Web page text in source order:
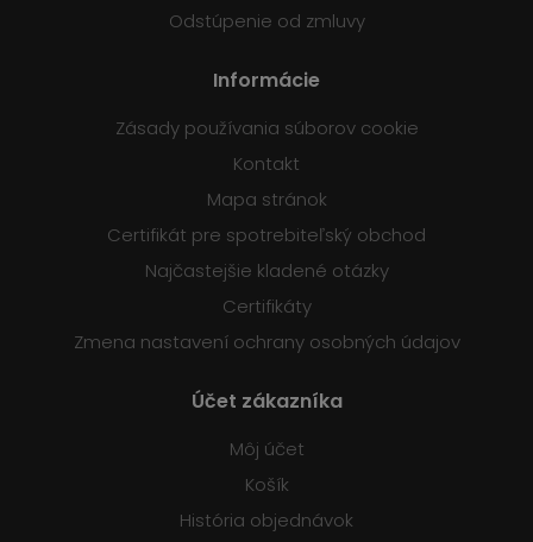
Odstúpenie od zmluvy
Informácie
Zásady používania súborov cookie
Kontakt
Mapa stránok
Certifikát pre spotrebiteľský obchod
Najčastejšie kladené otázky
Certifikáty
Zmena nastavení ochrany osobných údajov
Účet zákazníka
Môj účet
Košík
História objednávok